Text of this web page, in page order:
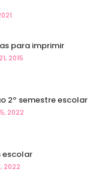
para imprimir
2015
2º semestre escolar
2022
escolar
2022